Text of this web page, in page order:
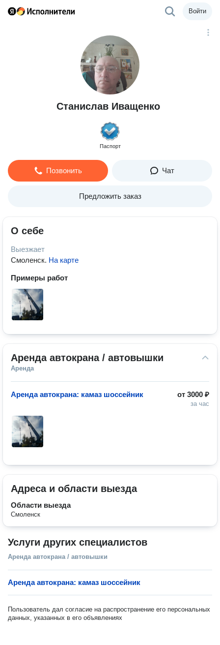
Войти
Станислав Иващенко
Паспорт
Позвонить Чат
Предложить заказ
О себе
Выезжает
Смоленск. На карте
Примеры работ
Аренда автокрана / автовышки
Аренда
от 3000 ₽
за час
Аренда автокрана: камаз шоссейник
Адреса и области выезда
Области выезда
Смоленск
Услуги других специалистов
Аренда автокрана / автовышки
Аренда автокрана: камаз шоссейник
Пользователь дал согласие на распространение его персональных
данных, указанных в его объявлениях